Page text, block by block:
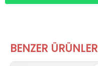
BENZER ÜRÜNLER